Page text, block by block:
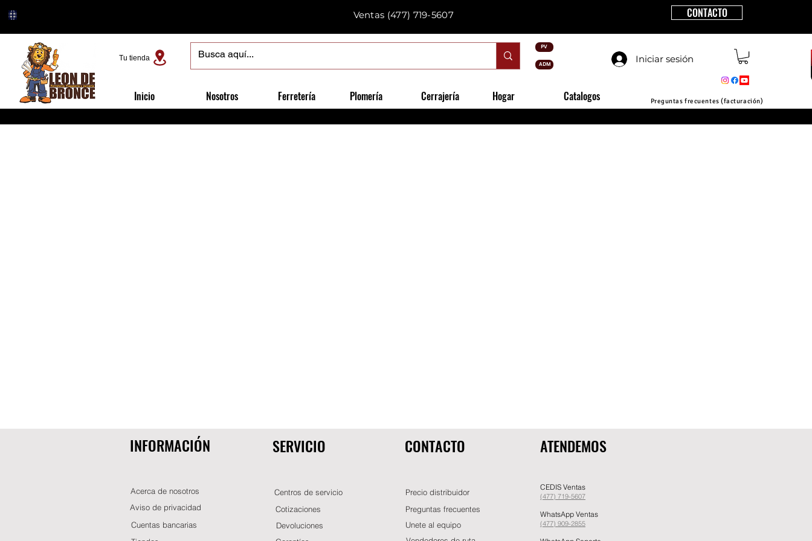
PV
ADM
Ventas (477) 719-5607 CONTACTO
Iniciar sesión
Tu tienda
Inicio Nosotros Ferretería Plomería Cerrajería Hogar Catalogos Preguntas frecuentes (facturación)
INFORMACIÓN
Acerca de nosotros
Aviso de privacidad
Cuentas bancarias
SERVICIO
Centros de servicio
Cotizaciones
Devoluciones
CONTACTO
Precio distribuidor
Preguntas frecuentes
Unete al equipo
ATENDEMOS
CEDIS Ventas
(477) 719-5607
WhatsApp Ventas
(477) 909-2855